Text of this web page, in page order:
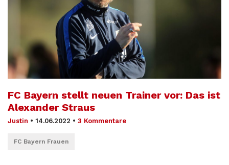
FC Bayern stellt neuen Trainer vor: Das ist
Alexander Straus
Justin • 14.06.2022 • 3 Kommentare
FC Bayern Frauen